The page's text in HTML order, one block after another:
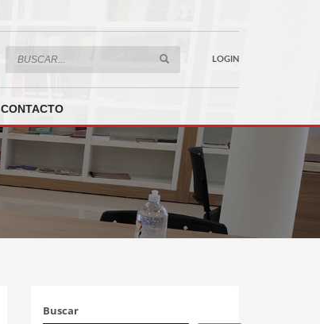
LOGIN
CONTACTO
Buscar